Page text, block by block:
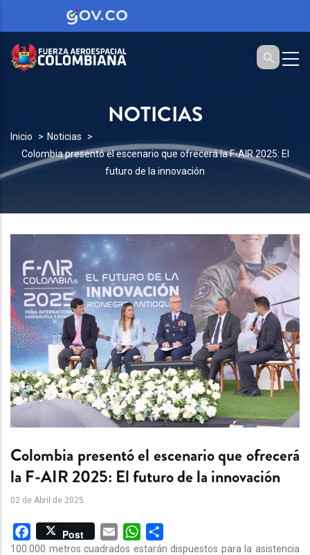
NOTICIAS
SOBRESCRIBIR
ENLACES
DE
A
NAVEGACIÓN
Inicio
Noticias
Colombia presentó el escenario que ofrecerá la F-AIR 2025: El
futuro de la innovación
Colombia presentó el escenario que ofrecerá
la F-AIR 2025: El futuro de la innovación
02 de Abril de 2025
Facebook
Post Email WhatsApp
100.000 metros cuadrados estarán dispuestos para la asistencia